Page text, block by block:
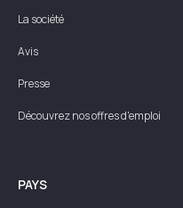
La société
Avis
Presse
Découvrez nos offres d'emploi
PAYS